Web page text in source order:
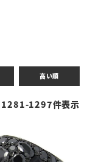
セール商品
高い順
1281-1297件表示